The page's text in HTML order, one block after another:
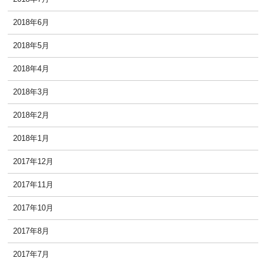
2018年6月
2018年5月
2018年4月
2018年3月
2018年2月
2018年1月
2017年12月
2017年11月
2017年10月
2017年8月
2017年7月